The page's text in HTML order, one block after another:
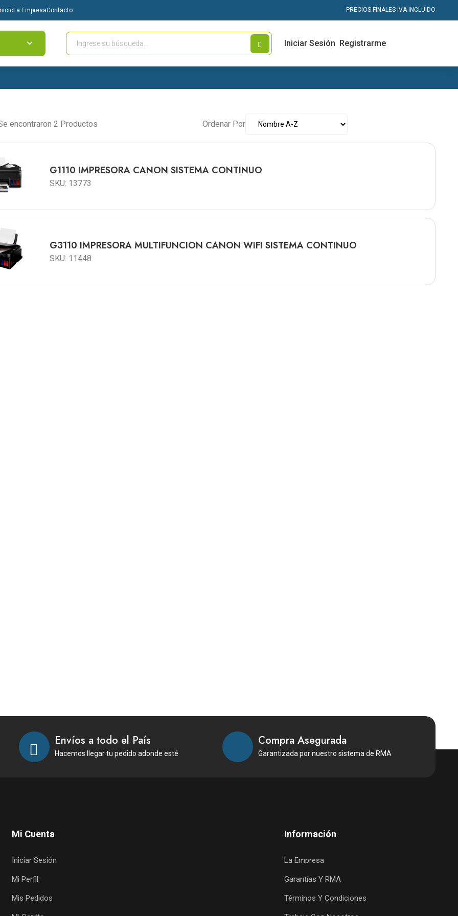
InicioLa EmpresaContacto PRECIOS FINALES IVA INCLUIDO
Iniciar Sesión Registrarme
encontraron 2 Productos Ordenar Por
G1110 IMPRESORA CANON SISTEMA CONTINUO
SKU: 13773
G3110 IMPRESORA MULTIFUNCION CANON WIFI SISTEMA CONTINUO
SKU: 11448
Envíos a todo el País
Hacemos llegar tu pedido adonde esté
Compra Asegurada
Garantizada por nuestro sistema de RMA
Mi Cuenta
Iniciar Sesión
Mi Perfil
Mis Pedidos
Información
La Empresa
Garantías Y RMA
Términos Y Condiciones